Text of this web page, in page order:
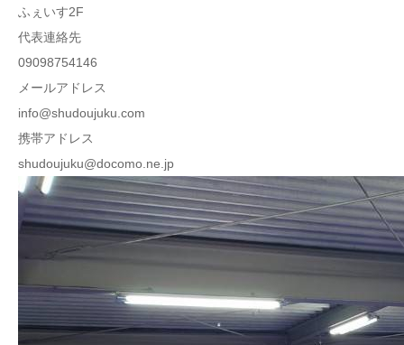
ふぇいす2F
代表連絡先
09098754146
メールアドレス
info@shudoujuku.com
携帯アドレス
shudoujuku@docomo.ne.jp